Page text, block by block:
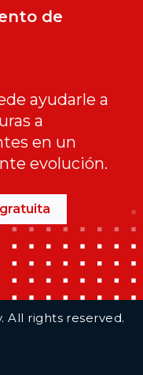
de
ayudarle a
a
en un
evolución.
All rights reserved.